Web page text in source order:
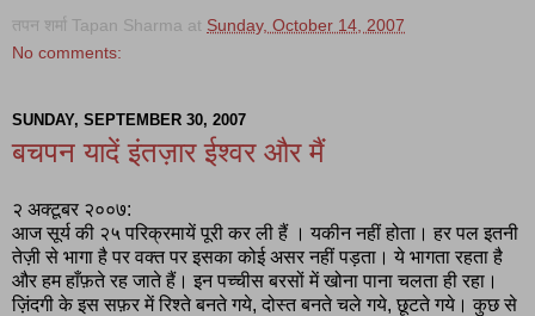
तपन शर्मा Tapan Sharma at Sunday, October 14, 2007
No comments:
SUNDAY, SEPTEMBER 30, 2007
बचपन यादें इंतज़ार ईश्वर और मैं
२ अक्टूबर २००७:
आज सूर्य की २५ परिक्रमायें पूरी कर ली हैं । यकीन नहीं होता। हर पल इतनी
तेज़ी से भागा है पर वक्त पर इसका कोई असर नहीं पड़ता। ये भागता रहता है
और हम हाँफ़ते रह जाते हैं। इन पच्चीस बरसों में खोना पाना चलता ही रहा।
ज़िंदगी के इस सफ़र में रिश्ते बनते गये, दोस्त बनते चले गये, छूटते गये। कुछ से